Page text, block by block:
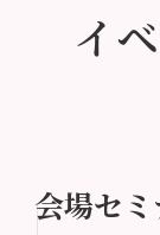
イ
会場セ